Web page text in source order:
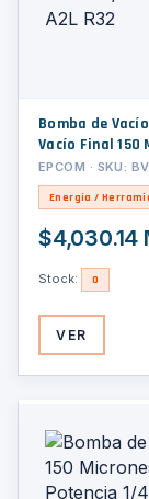
Bomba de
Vacío Final 150
/ Capacidad
Compatible
EPCOM · SKU:
Energía /
$4,030.14
Stock: 0
VER